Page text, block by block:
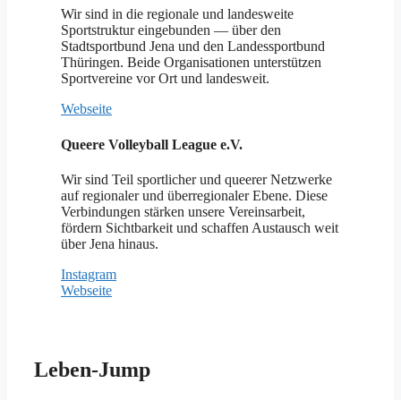
Wir sind in die regionale und landesweite
Sportstruktur eingebunden — über den
Stadtsportbund Jena und den Landessportbund
Thüringen. Beide Organisationen unterstützen
Sportvereine vor Ort und landesweit.
Webseite
Queere Volleyball League e.V.
Wir sind Teil sportlicher und queerer Netzwerke
auf regionaler und überregionaler Ebene. Diese
Verbindungen stärken unsere Vereinsarbeit,
fördern Sichtbarkeit und schaffen Austausch weit
über Jena hinaus.
Instagram
Webseite
Leben-Jump